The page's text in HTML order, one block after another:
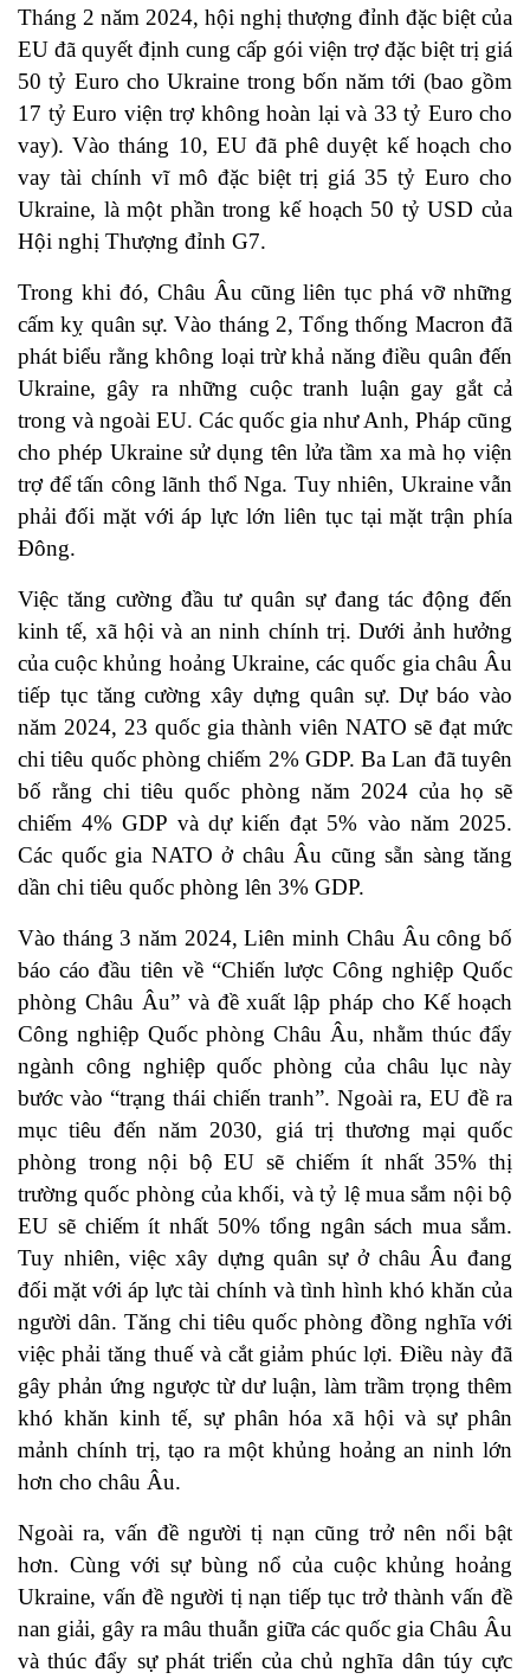
Tháng 2 năm 2024, hội nghị thượng đỉnh đặc biệt của
EU đã quyết định cung cấp gói viện trợ đặc biệt trị giá
50 tỷ Euro cho Ukraine trong bốn năm tới (bao gồm
17 tỷ Euro viện trợ không hoàn lại và 33 tỷ Euro cho
vay). Vào tháng 10, EU đã phê duyệt kế hoạch cho
vay tài chính vĩ mô đặc biệt trị giá 35 tỷ Euro cho
Ukraine, là một phần trong kế hoạch 50 tỷ USD của
Hội nghị Thượng đỉnh G7.
Trong khi đó, Châu Âu cũng liên tục phá vỡ những
cấm kỵ quân sự. Vào tháng 2, Tổng thống Macron đã
phát biểu rằng không loại trừ khả năng điều quân đến
Ukraine, gây ra những cuộc tranh luận gay gắt cả
trong và ngoài EU. Các quốc gia như Anh, Pháp cũng
cho phép Ukraine sử dụng tên lửa tầm xa mà họ viện
trợ để tấn công lãnh thổ Nga. Tuy nhiên, Ukraine vẫn
phải đối mặt với áp lực lớn liên tục tại mặt trận phía
Đông.
Việc tăng cường đầu tư quân sự đang tác động đến
kinh tế, xã hội và an ninh chính trị. Dưới ảnh hưởng
của cuộc khủng hoảng Ukraine, các quốc gia châu Âu
tiếp tục tăng cường xây dựng quân sự. Dự báo vào
năm 2024, 23 quốc gia thành viên NATO sẽ đạt mức
chi tiêu quốc phòng chiếm 2% GDP. Ba Lan đã tuyên
bố rằng chi tiêu quốc phòng năm 2024 của họ sẽ
chiếm 4% GDP và dự kiến đạt 5% vào năm 2025.
Các quốc gia NATO ở châu Âu cũng sẵn sàng tăng
dần chi tiêu quốc phòng lên 3% GDP.
Vào tháng 3 năm 2024, Liên minh Châu Âu công bố
báo cáo đầu tiên về “Chiến lược Công nghiệp Quốc
phòng Châu Âu” và đề xuất lập pháp cho Kế hoạch
Công nghiệp Quốc phòng Châu Âu, nhằm thúc đẩy
ngành công nghiệp quốc phòng của châu lục này
bước vào “trạng thái chiến tranh”. Ngoài ra, EU đề ra
mục tiêu đến năm 2030, giá trị thương mại quốc
phòng trong nội bộ EU sẽ chiếm ít nhất 35% thị
trường quốc phòng của khối, và tỷ lệ mua sắm nội bộ
EU sẽ chiếm ít nhất 50% tổng ngân sách mua sắm.
Tuy nhiên, việc xây dựng quân sự ở châu Âu đang
đối mặt với áp lực tài chính và tình hình khó khăn của
người dân. Tăng chi tiêu quốc phòng đồng nghĩa với
việc phải tăng thuế và cắt giảm phúc lợi. Điều này đã
gây phản ứng ngược từ dư luận, làm trầm trọng thêm
khó khăn kinh tế, sự phân hóa xã hội và sự phân
mảnh chính trị, tạo ra một khủng hoảng an ninh lớn
hơn cho châu Âu.
Ngoài ra, vấn đề người tị nạn cũng trở nên nổi bật
hơn. Cùng với sự bùng nổ của cuộc khủng hoảng
Ukraine, vấn đề người tị nạn tiếp tục trở thành vấn đề
nan giải, gây ra mâu thuẫn giữa các quốc gia Châu Âu
và thúc đẩy sự phát triển của chủ nghĩa dân túy cực